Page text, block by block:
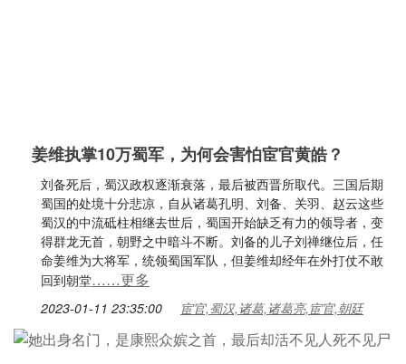
姜维执掌10万蜀军，为何会害怕宦官黄皓？
刘备死后，蜀汉政权逐渐衰落，最后被西晋所取代。三国后期
蜀国的处境十分悲凉，自从诸葛孔明、刘备、关羽、赵云这些
蜀汉的中流砥柱相继去世后，蜀国开始缺乏有力的领导者，变
得群龙无首，朝野之中暗斗不断。刘备的儿子刘禅继位后，任
命姜维为大将军，统领蜀国军队，但姜维却经年在外打仗不敢
回到朝堂……更多
2023-01-11 23:35:00 宦官,蜀汉,诸葛,诸葛亮,宦官,朝廷